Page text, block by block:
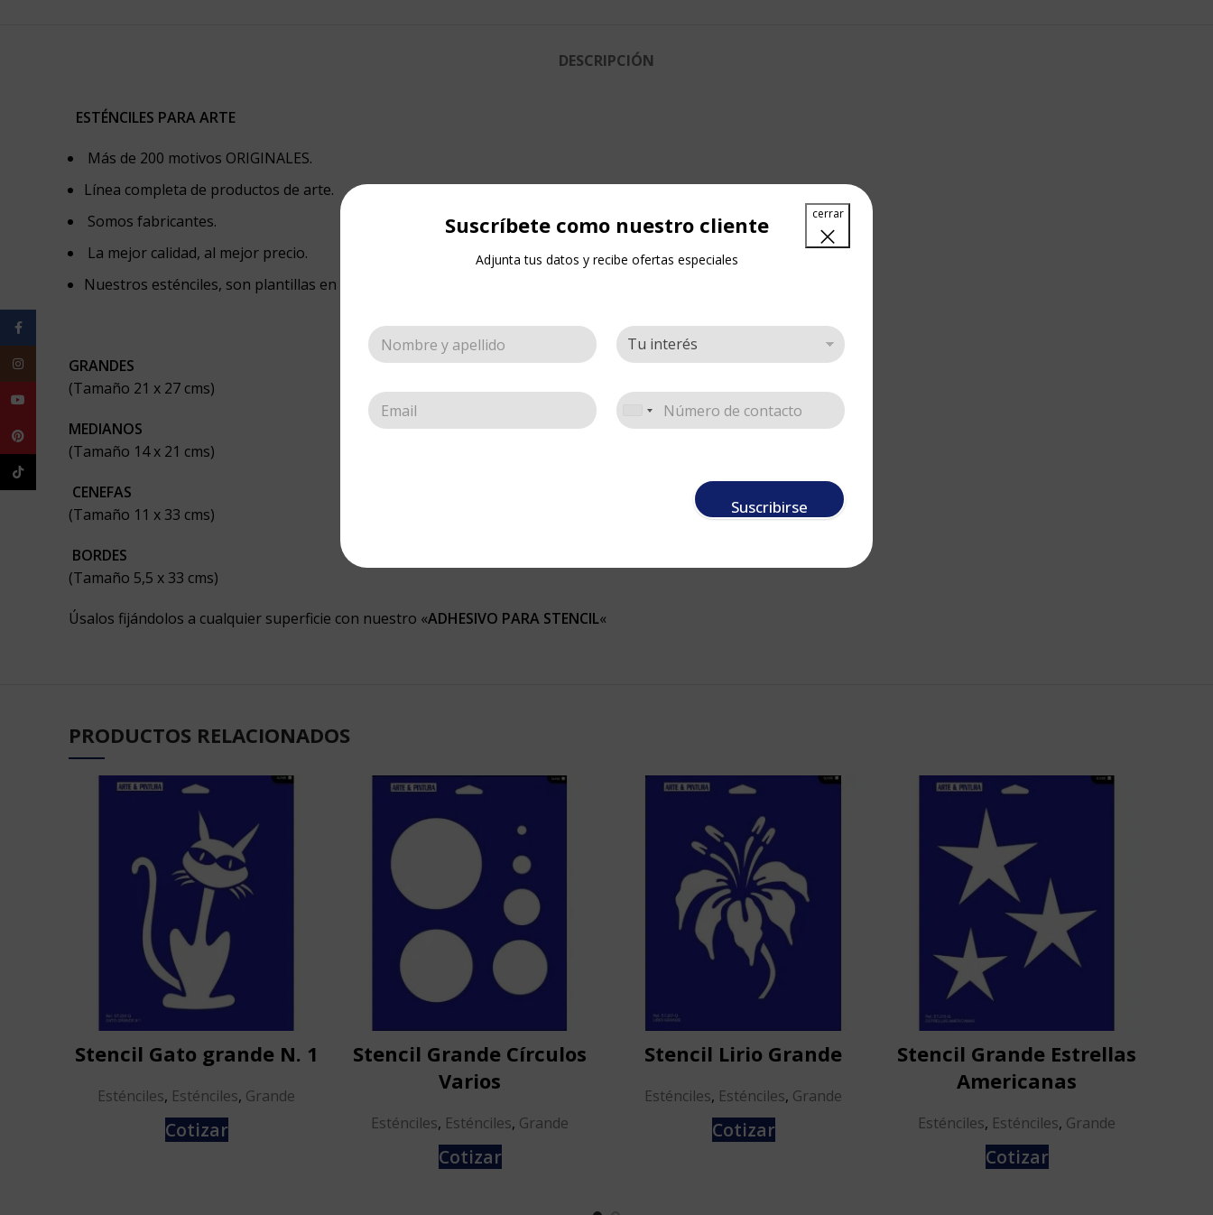
Suscríbete como nuestro cliente
Adjunta tus datos y recibe ofertas especiales
Suscribirse
DESCRIPCIÓN
ESTÉNCILES PARA ARTE
Más de 200 motivos ORIGINALES.
Línea completa de productos de arte.
Somos fabricantes.
La mejor calidad, al mejor precio.
Nuestros esténciles, son plantillas en acetato.
GRANDES
(Tamaño 21 x 27 cms)
MEDIANOS
(Tamaño 14 x 21 cms)
CENEFAS
(Tamaño 11 x 33 cms)
BORDES
(Tamaño 5,5 x 33 cms)
Úsalos fijándolos a cualquier superficie con nuestro «ADHESIVO PARA STENCIL«
PRODUCTOS RELACIONADOS
Stencil Gato grande N. 1
Esténciles, Esténciles, Grande
Cotizar
Stencil Grande Círculos
Varios
Esténciles, Esténciles, Grande
Cotizar
Stencil Lirio Grande
Esténciles, Esténciles, Grande
Cotizar
Stencil Grande Estrellas
Americanas
Esténciles, Esténciles, Grande
Cotizar
Instagram
YouTube
Pinterest